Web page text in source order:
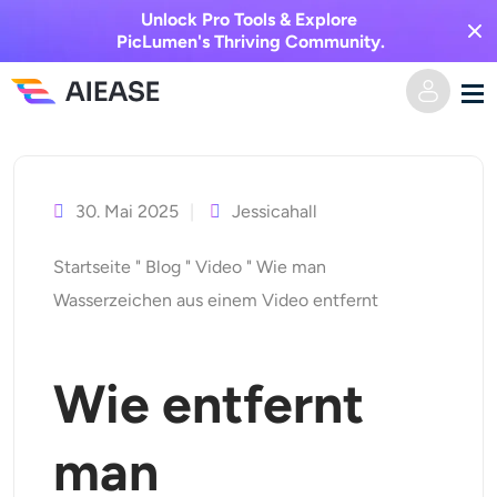
Unlock Pro Tools & Explore
PicLumen's Thriving Community.
KI-Video
Text zu Video
Videoeffekte
Videoeffekte
Bild zu Bild
Text zu Bild
KI-Werkzeuge
Foto-Editor & -Creator
Auszeichnung
springen
30. Mai 2025 Jessicahall
Startseite " Blog "Video "Wie man
Wasserzeichen aus einem Video entfernt
Wie entfernt
man